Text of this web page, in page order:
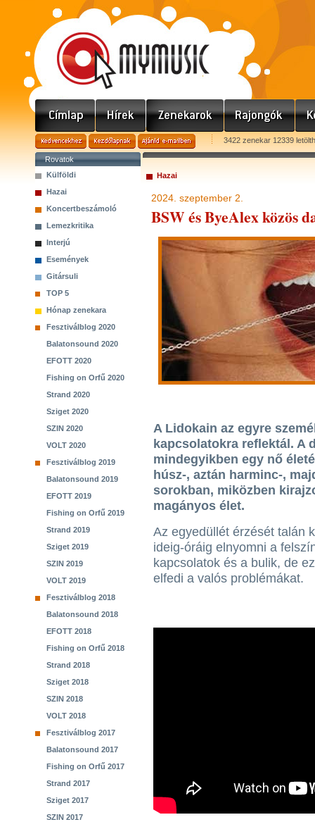
3422 zenekar 12339
Rovatok
Külföldi
Hazai
Koncertbeszámoló
Lemezkritika
Interjú
Események
Gitársuli
TOP 5
Hónap zenekara
Fesztiválblog 2020
Balatonsound 2020
EFOTT 2020
Fishing on Orfű 2020
Strand 2020
Sziget 2020
SZIN 2020
VOLT 2020
Fesztiválblog 2019
Balatonsound 2019
EFOTT 2019
Fishing on Orfű 2019
Strand 2019
Sziget 2019
SZIN 2019
VOLT 2019
Fesztiválblog 2018
Balatonsound 2018
EFOTT 2018
Fishing on Orfű 2018
Strand 2018
Sziget 2018
SZIN 2018
VOLT 2018
Fesztiválblog 2017
Balatonsound 2017
Fishing on Orfű 2017
Strand 2017
Sziget 2017
SZIN 2017
Hazai
2024. szeptember 2.
BSW és ByeAlex közös
A Lidokain az egyre
kapcsolatokra reflektál. A
mindegyikben egy nő
húsz-, aztán harminc-,
sorokban, miközben
magányos élet.
Az egyedüllét érzését talán
ideig-óráig elnyomni a
kapcsolatok és a bulik, de
elfedi a valós problémákat.